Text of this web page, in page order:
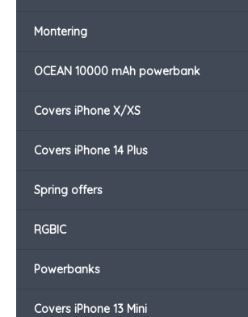
Montering
OCEAN 10000 mAh powerbank
Covers iPhone X/XS
Covers iPhone 14 Plus
Spring offers
RGBIC
Powerbanks
Covers iPhone 13 Mini